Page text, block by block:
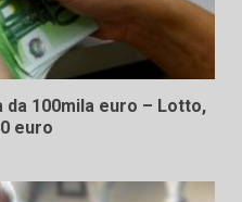
100mila euro – Lotto,
euro